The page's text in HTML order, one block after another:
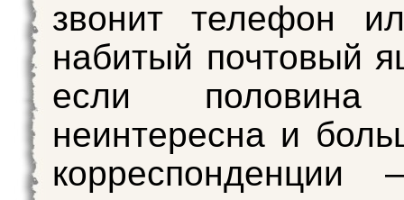
звонит телефон
набитый почтовый
если половина
неинтересна и